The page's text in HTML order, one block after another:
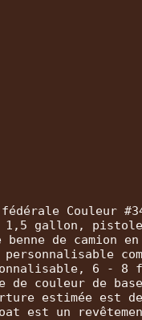
fédérale Couleur
gallon, pistolet
benne de camion
personnalisable
6 - 8
de couleur de
estimée est
est un